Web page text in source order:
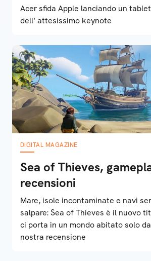
Acer sfida Apple lanciando un
dell' attesissimo keynote
DIGITAL MAGAZINE
Sea of Thieves,
recensioni
Mare, isole incontaminate e navi
salpare: Sea of Thieves è il nuovo
ci porta in un mondo abitato solo
nostra recensione